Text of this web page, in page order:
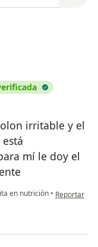
irritable y el
mí le doy el
en nutrición • en opinión
Reportar